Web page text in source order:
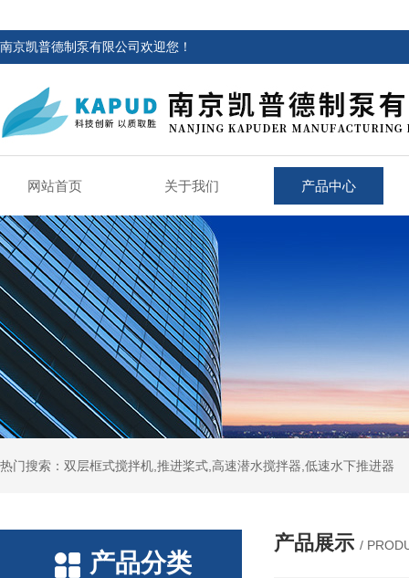
南京凯普德制泵有限公司欢迎您！
网站首页 关于我们 产品中心
热门搜索：双层框式搅拌机,推进桨式,高速潜水搅拌器,低速水下推进器
产品分类
产品展示 /